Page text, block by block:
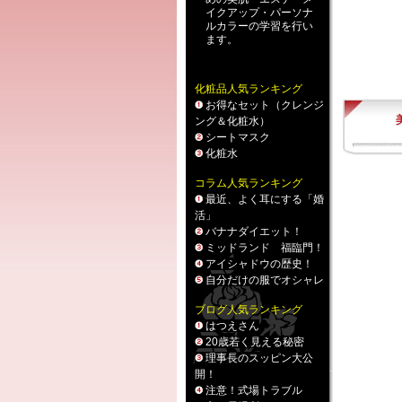
イクアップ・ パーソナ
ルカラーの学習を行い
ます。
化粧品人気ランキング
お得なセット（クレンジ
ング＆化粧水）
シートマスク
化粧水
コラム人気ランキング
最近、よく耳にする「婚
活」
バナナダイエット！
ミッドランド 福臨門！
アイシャドウの歴史！
自分だけの服でオシャレ
ブログ人気ランキング
はつえさん
20歳若く見える秘密
理事長のスッピン大公
開！
注意！式場トラブル